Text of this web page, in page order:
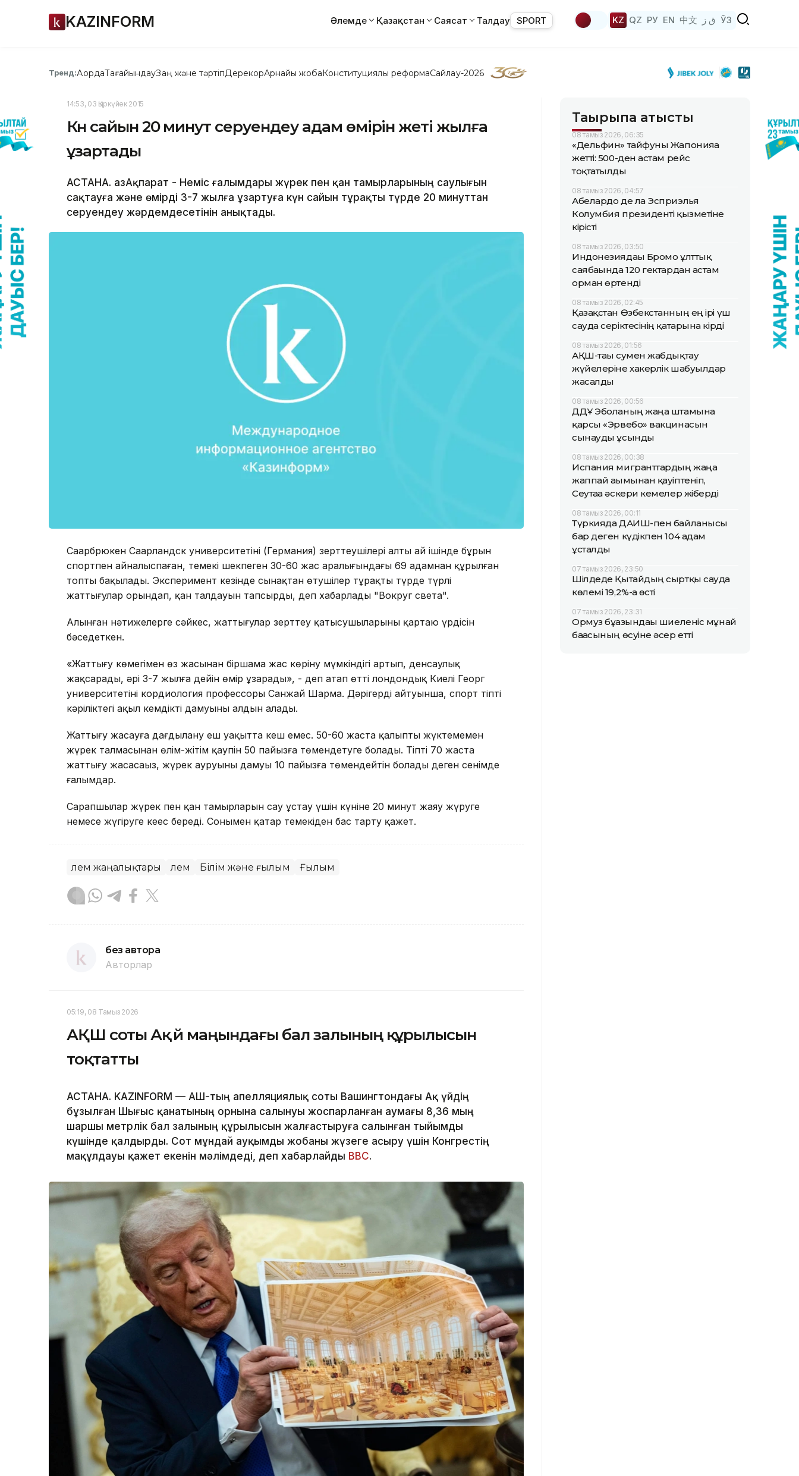
KAZINFORM Әлемде Қазақстан Саясат Талдау SPORT KZ QZ РУ EN 中文 ق ز ЎЗ
Тренд:АқордаТағайындауЗаң және тәртіпДерекқорАрнайы жобаКонституциялық реформаСайлау-2026
14:53, 03 Қыркүйек 2015
Күн сайын 20 минут серуендеу адам өмірін жеті жылға
ұзартады
АСТАНА. ҚазАқпарат - Неміс ғалымдары жүрек пен қан тамырларының саулығын
сақтауға және өмірді 3-7 жылға ұзартуға күн сайын тұрақты түрде 20 минуттан
серуендеу жәрдемдесетінін анықтады.
Саарбрюкен Саарландск университетінің (Германия) зерттеушілері алты ай ішінде бұрын
спортпен айналыспаған, темекі шекпеген 30-60 жас аралығындағы 69 адамнан құрылған
топты бақылады. Эксперимент кезінде сынақтан өтушілер тұрақты түрде түрлі
жаттығулар орындап, қан талдауын тапсырды, деп хабарлады "Вокруг света".
Алынған нәтижелерге сәйкес, жаттығулар зерттеу қатысушыларының қартаю үрдісін
бәсеңдеткен.
«Жаттығу көмегімен өз жасынан біршама жас көріну мүмкіндігі артып, денсаулық
жақсарады, әрі 3-7 жылға дейін өмір ұзарады», - деп атап өтті лондондық Киелі Георг
университетінің кордиология профессоры Санжай Шарма. Дәрігердің айтуынша, спорт тіпті
кәріліктегі ақыл кемдіктің дамуының алдын алады.
Жаттығу жасауға дағдылану еш уақытта кеш емес. 50-60 жаста қалыпты жүктемемен
жүрек талмасынан өлім-жітім қаупін 50 пайызға төмендетуге болады. Тіпті 70 жаста
жаттығу жасасаңыз, жүрек ауруының дамуы 10 пайызға төмендейтін болады деген сенімде
ғалымдар.
Сарапшылар жүрек пен қан тамырларын сау ұстау үшін күніне 20 минут жаяу жүруге
немесе жүгіруге кеңес береді. Сонымен қатар темекіден бас тарту қажет.
Әлем жаңалықтары Әлем Білім және ғылым Ғылым
без автора
Авторлар
05:19, 08 Тамыз 2026
АҚШ соты Ақ үй маңындағы бал залының құрылысын
тоқтатты
АСТАНА. KAZINFORM — АҚШ-тың апелляциялық соты Вашингтондағы Ақ үйдің
бұзылған Шығыс қанатының орнына салынуы жоспарланған аумағы 8,36 мың
шаршы метрлік бал залының құрылысын жалғастыруға салынған тыйымды
күшінде қалдырды. Сот мұндай ауқымды жобаны жүзеге асыру үшін Конгрестің
мақұлдауы қажет екенін мәлімдеді, деп хабарлайды BBC.
Тақырыпқа қатысты
08 тамыз 2026, 06:35
«Дельфин» тайфуны Жапонияға
жетті: 500-ден астам рейс
тоқтатылды
08 тамыз 2026, 04:57
Абелардо де ла Эсприэлья
Колумбия президенті қызметіне
кірісті
08 тамыз 2026, 03:50
Индонезиядағы Бромо ұлттық
саябағында 120 гектардан астам
орман өртенді
08 тамыз 2026, 02:45
Қазақстан Өзбекстанның ең ірі үш
сауда серіктесінің қатарына кірді
08 тамыз 2026, 01:56
АҚШ-тағы сумен жабдықтау
жүйелеріне хакерлік шабуылдар
жасалды
08 тамыз 2026, 00:56
ДДҰ Эболаның жаңа штамына
қарсы «Эрвебо» вакцинасын
сынауды ұсынды
08 тамыз 2026, 00:38
Испания мигранттардың жаңа
жаппай ағымынан қауіптеніп,
Сеутаға әскери кемелер жіберді
08 тамыз 2026, 00:11
Түркияда ДАИШ-пен байланысы
бар деген күдікпен 104 адам
ұсталды
07 тамыз 2026, 23:50
Шілдеде Қытайдың сыртқы сауда
көлемі 19,2%-ға өсті
07 тамыз 2026, 23:31
Ормуз бұғазындағы шиеленіс мұнай
бағасының өсуіне әсер етті